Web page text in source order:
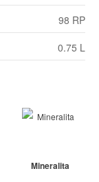
98 RP
0.75 L
Mineralita